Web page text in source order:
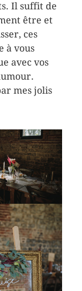
Il suffit de
être et
ces
à vous
avec vos
mes jolis